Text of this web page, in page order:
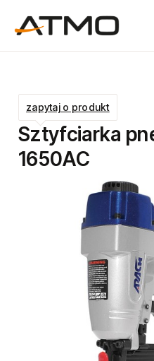
Sztyfciarka
1650AC
zapytaj o produkt